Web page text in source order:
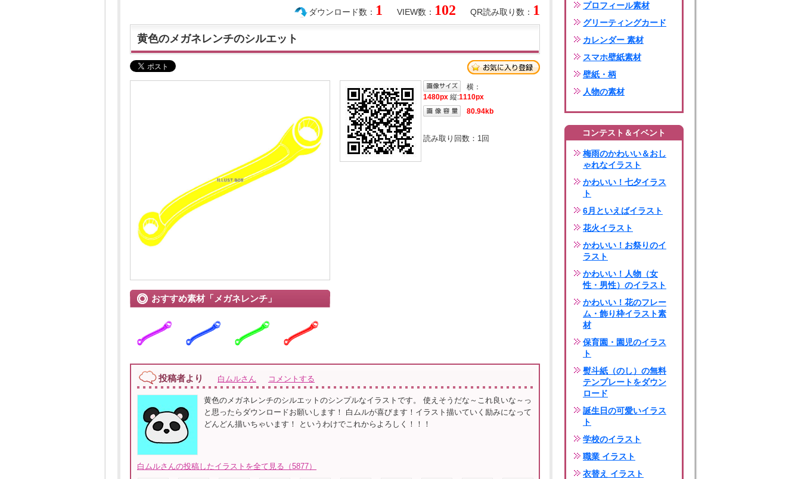
QR読み取り数： 1
VIEW数： 102
ダウンロード数： 1
黄色のメガネレンチのシルエット
おすすめ素材「メガネレンチ」
横：
1480px 縦:1110px
80.94kb
読み取り回数： 1回
投稿者より 白ムルさん コメントする
黄色のメガネレンチのシルエットのシンプルなイラストです。 使えそうだな～これ良いな～っ
と思ったらダウンロードお願いします！ 白ムルが喜びます！イラスト描いていく励みになって
どんどん描いちゃいます！ というわけでこれからよろしく！！！
白ムルさんの投稿したイラストを全て見る（5877）
プロフィール素材
グリーティングカード
カレンダー 素材
スマホ壁紙素材
壁紙・柄
人物の素材
コンテスト＆イベント
梅雨のかわいい＆おし
ゃれなイラスト
かわいい！七夕イラス
ト
6月といえばイラスト
花火イラスト
かわいい！お祭りのイ
ラスト
かわいい！人物（女
性・男性）のイラスト
かわいい！花のフレー
ム・飾り枠イラスト素
材
保育園・園児のイラス
ト
熨斗紙（のし）の無料
テンプレートをダウン
ロード
誕生日の可愛いイラス
ト
学校のイラスト
職業 イラスト
衣替え イラスト